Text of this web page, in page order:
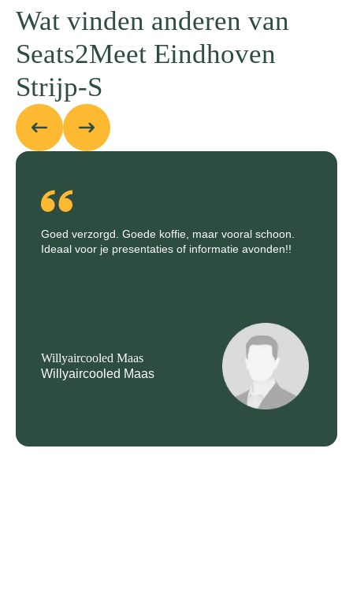
Wat vinden anderen van
Seats2Meet Eindhoven
Strijp-S
Goed verzorgd. Goede koffie, maar vooral schoon.
Ideaal voor je presentaties of informatie avonden!!
Willyaircooled Maas
Willyaircooled Maas